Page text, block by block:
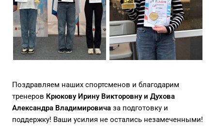
Поздравляем наших спортсменов и благодарим
тренеров Крюкову Ирину Викторовну и Духова
Александра Владимировича за подготовку и
поддержку! Ваши усилия не остались незамеченными!